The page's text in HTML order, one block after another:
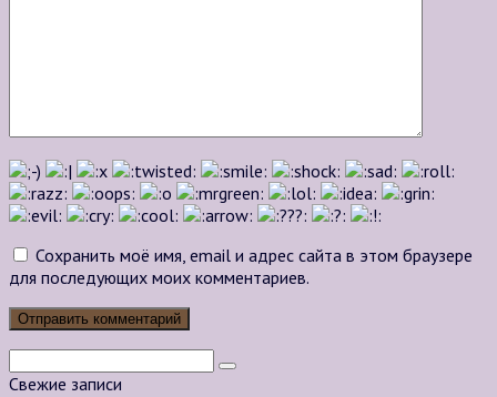
Сохранить моё имя, email и адрес сайта в этом браузере
для последующих моих комментариев.
Свежие записи